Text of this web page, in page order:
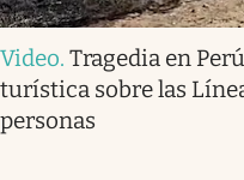
Video. Tragedia en
turística sobre las
personas